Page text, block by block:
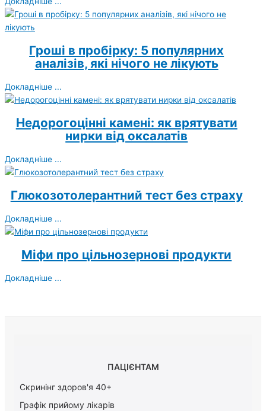
Гроші в пробірку: 5 популярних
аналізів, які нічого не лікують
Докладніше ...
Недорогоцінні камені: як врятувати
нирки від оксалатів
Докладніше ...
Глюкозотолерантний тест без страху
Докладніше ...
Міфи про цільнозернові продукти
Докладніше ...
ПАЦІЄНТАМ
Скринінг здоров'я 40+
Графік прийому лікарів